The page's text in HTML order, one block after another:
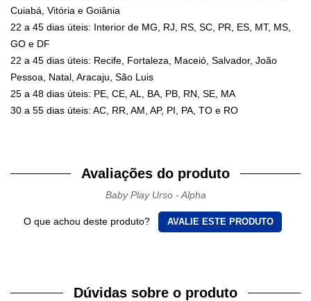
Cuiabá, Vitória e Goiânia
22 a 45 dias úteis: Interior de MG, RJ, RS, SC, PR, ES, MT, MS,
GO e DF
22 a 45 dias úteis: Recife, Fortaleza, Maceió, Salvador, João
Pessoa, Natal, Aracaju, São Luis
25 a 48 dias úteis: PE, CE, AL, BA, PB, RN, SE, MA
30 a 55 dias úteis: AC, RR, AM, AP, PI, PA, TO e RO
Avaliações do produto
Baby Play Urso - Alpha
O que achou deste produto? AVALIE ESTE PRODUTO
Dúvidas sobre o produto